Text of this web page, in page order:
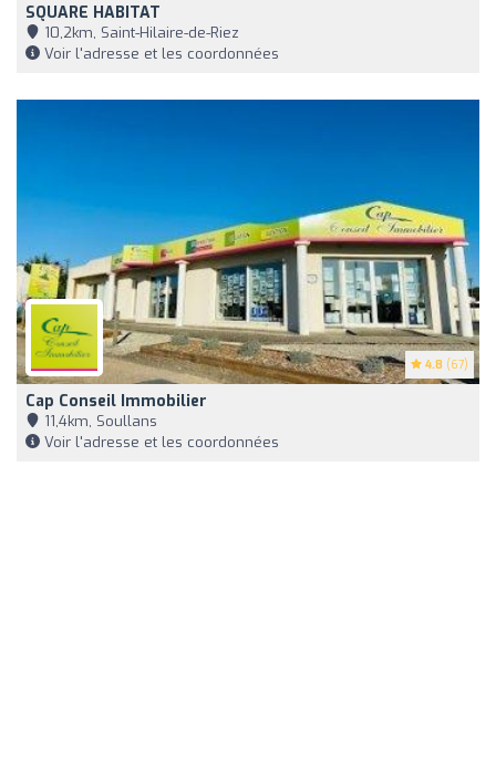
SQUARE HABITAT
10,2km, Saint-Hilaire-de-Riez
Voir l'adresse et les coordonnées
4.8 (67)
Cap Conseil Immobilier
11,4km, Soullans
Voir l'adresse et les coordonnées